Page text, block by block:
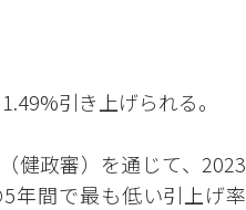
引き上げられる。
健政審）を通じて、2023
年間で最も低い引上げ率